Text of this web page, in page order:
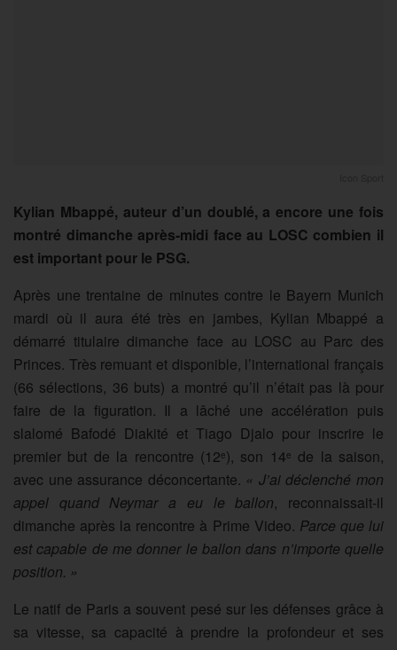
Kylian Mbappé, auteur d’un doublé, a encore une fois
montré dimanche après-midi face au LOSC combien il
est important pour le PSG.
Après une trentaine de minutes contre le Bayern Munich
mardi où il aura été très en jambes, Kylian Mbappé a
démarré titulaire dimanche face au LOSC au Parc des
Princes. Très remuant et disponible, l’international français
(66 sélections, 36 buts) a montré qu’il n’était pas là pour
faire de la figuration. Il a lâché une accélération puis
slalomé Bafodé Diakité et Tiago Djalo pour inscrire le
premier but de la rencontre (12e), son 14e
de la saison,
avec une assurance déconcertante. « J’ai déclenché mon
appel quand Neymar a eu le ballon, reconnaissait-il
dimanche après la rencontre à Prime Video. Parce que lui
est capable de me donner le ballon dans n’importe quelle
position. »
Le natif de Paris a souvent pesé sur les défenses grâce à
sa vitesse, sa capacité à prendre la profondeur et ses